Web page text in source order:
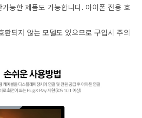
능한 제품도 가능합니다. 아이폰 전용 호
환되지 않는 모델도 있으므로 구입시 주의